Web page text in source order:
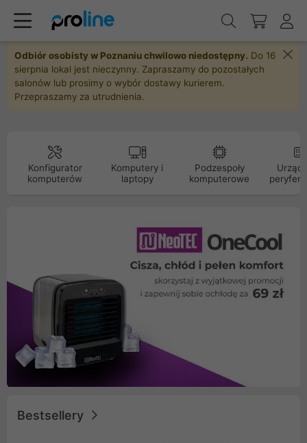
Odbiór osobisty w Poznaniu chwilowo niedostępny. Do 16
sierpnia lokal jest nieczynny. Zapraszamy do pozostałych
salonów lub prosimy o wybór dostawy kurierem.
Przepraszamy za utrudnienia.
Konfigurator
komputerów
Komputery i
laptopy
Podzespoły
komputerowe
Bestsellery